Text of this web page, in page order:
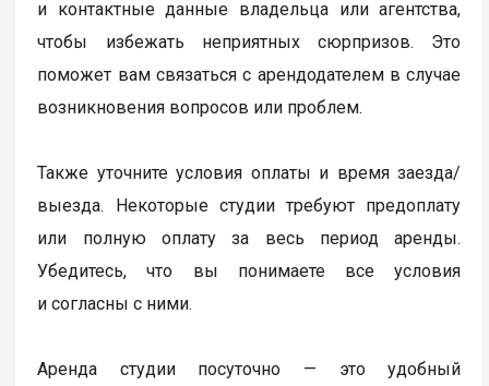
и контактные данные владельца или агентства,
чтобы избежать неприятных сюрпризов. Это
поможет вам связаться с арендодателем в случае
возникновения вопросов или проблем.
Также уточните условия оплаты и время заезда/
выезда. Некоторые студии требуют предоплату
или полную оплату за весь период аренды.
Убедитесь, что вы понимаете все условия
и согласны с ними.
Аренда студии посуточно — это удобный